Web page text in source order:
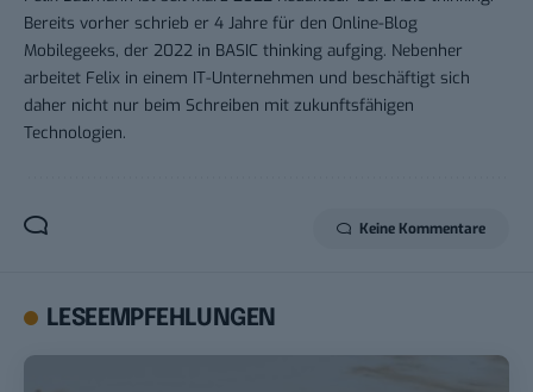
Bereits vorher schrieb er 4 Jahre für den Online-Blog
Mobilegeeks, der 2022 in BASIC thinking aufging. Nebenher
arbeitet Felix in einem IT-Unternehmen und beschäftigt sich
daher nicht nur beim Schreiben mit zukunftsfähigen
Technologien.
Keine Kommentare
LESEEMPFEHLUNGEN